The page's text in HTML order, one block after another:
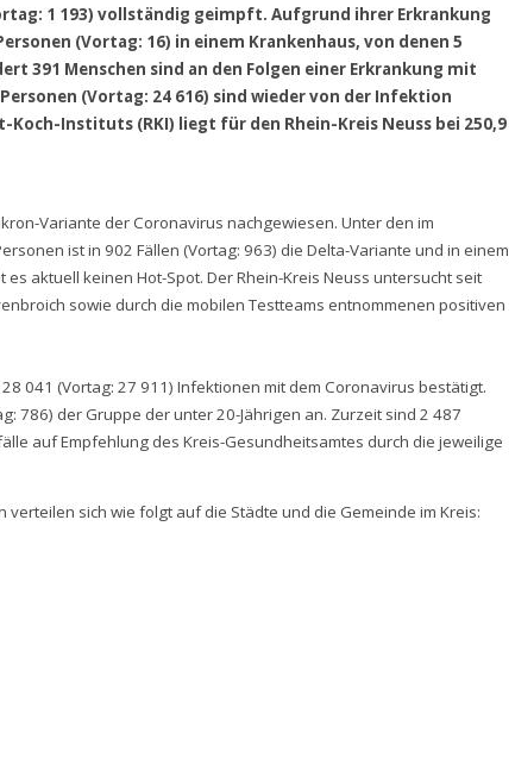
1 193) vollständig geimpft. Aufgrund ihrer Erkrankung
(Vortag: 16) in einem Krankenhaus, von denen 5
391 Menschen sind an den Folgen einer Erkrankung mit
(Vortag: 24 616) sind wieder von der Infektion
Instituts (RKI) liegt für den Rhein-Kreis Neuss bei 250,9
Variante der Coronavirus nachgewiesen. Unter den im
ist in 902 Fällen (Vortag: 963) die Delta-Variante und in einem
aktuell keinen Hot-Spot. Der Rhein-Kreis Neuss untersucht seit
sowie durch die mobilen Testteams entnommenen positiven
041 (Vortag: 27 911) Infektionen mit dem Coronavirus bestätigt.
786) der Gruppe der unter 20-Jährigen an. Zurzeit sind 2 487
auf Empfehlung des Kreis-Gesundheitsamtes durch die jeweilige
sich wie folgt auf die Städte und die Gemeinde im Kreis: